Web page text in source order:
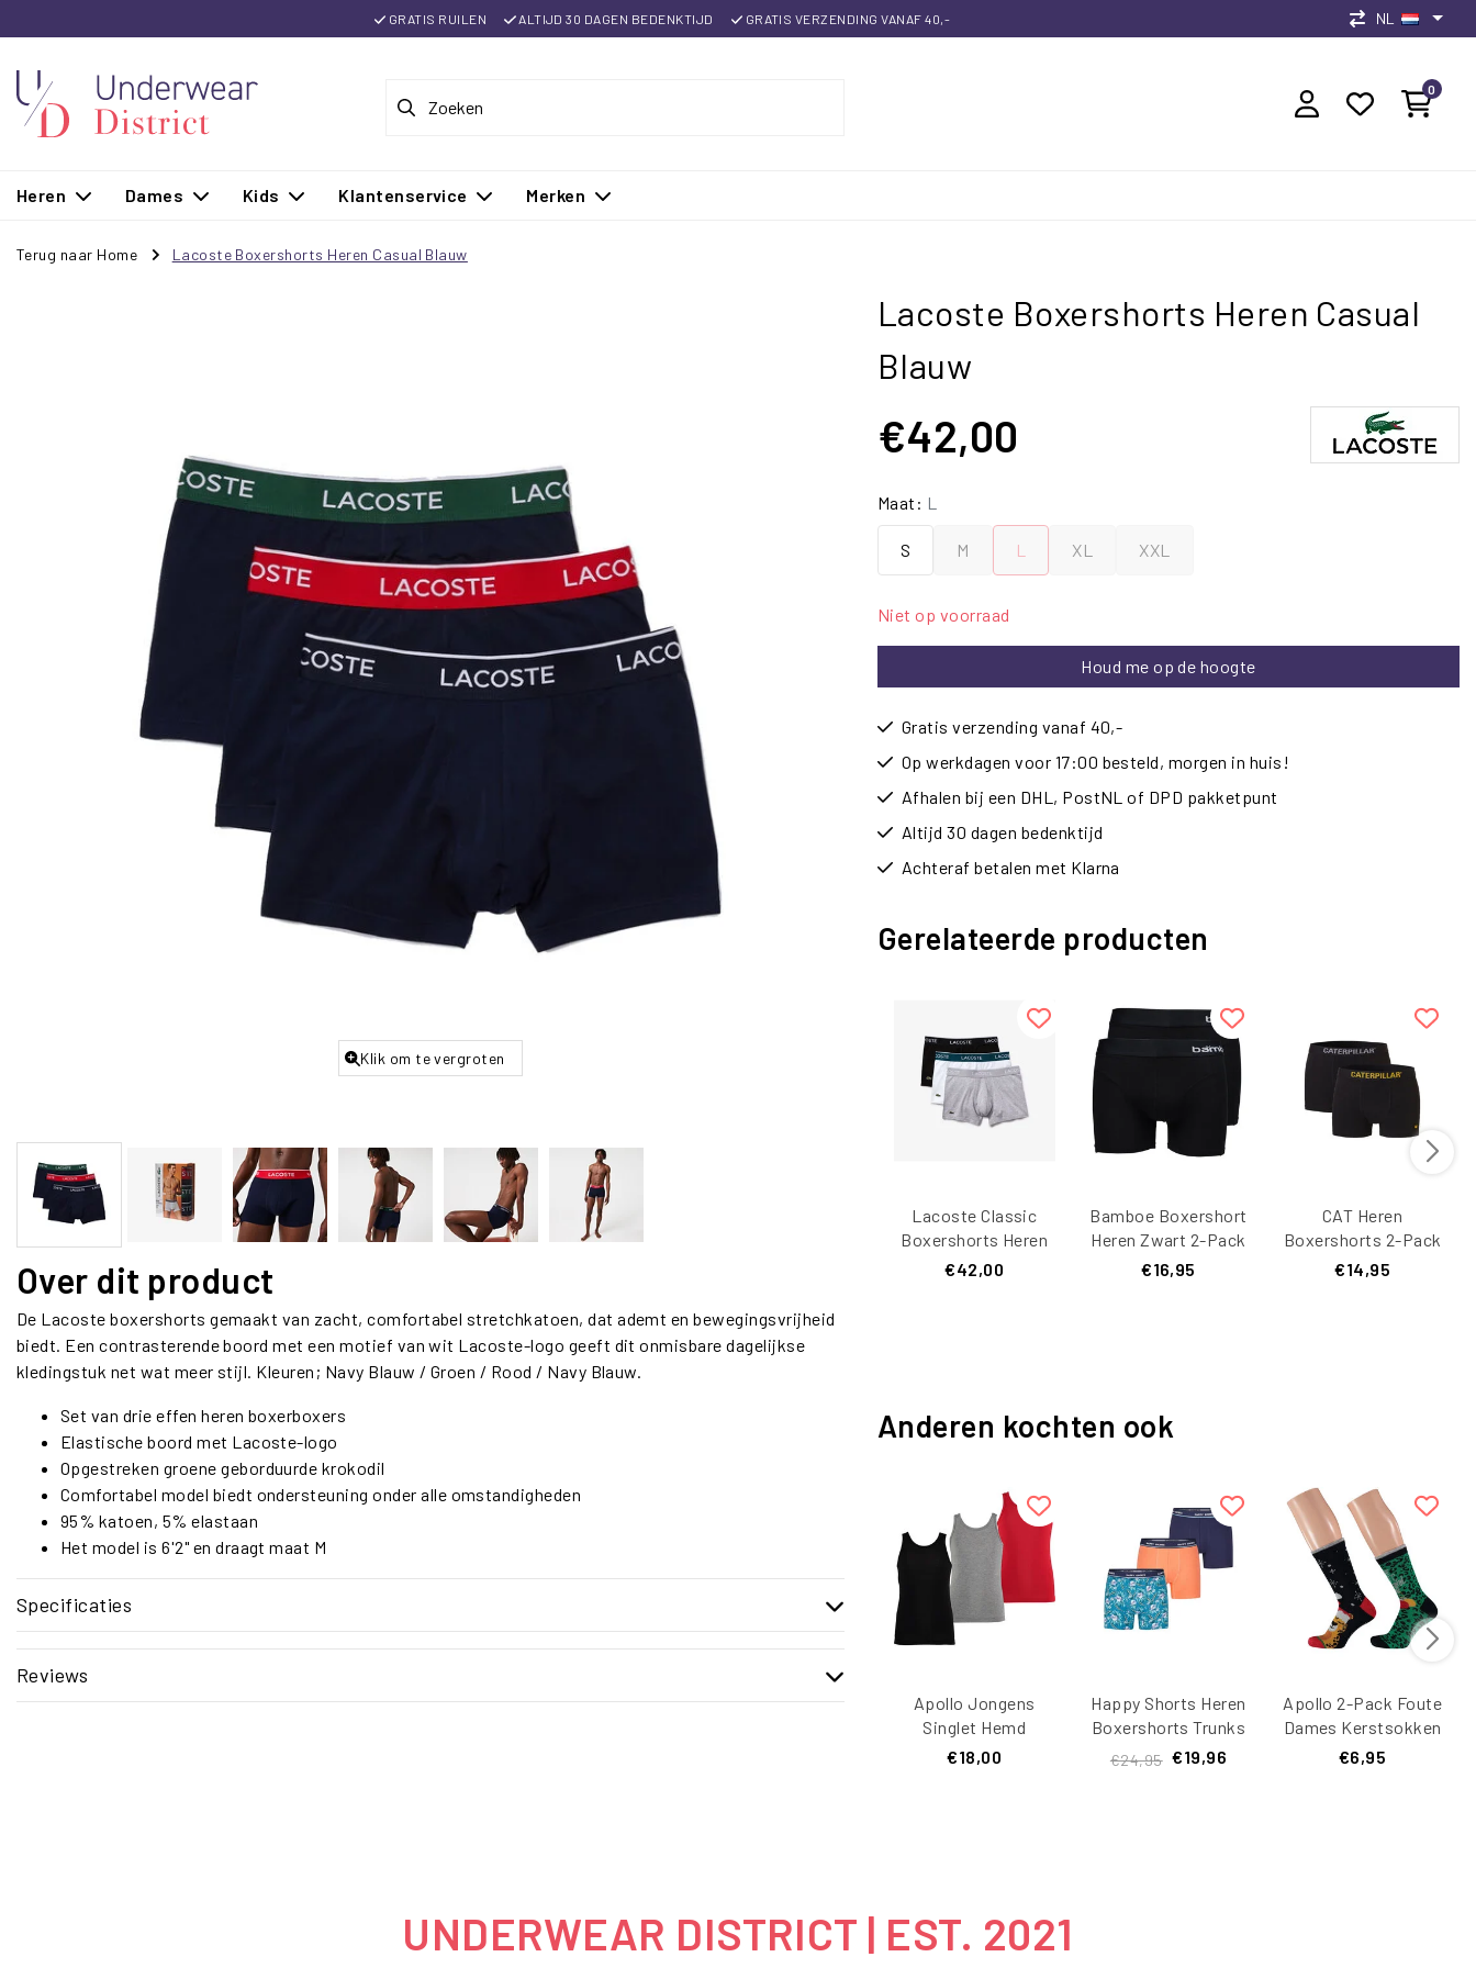
GRATIS RUILEN ALTIJD 30 DAGEN BEDENKTIJD GRATIS VERZENDING VANAF 40,- NL
0
Heren Dames Kids Klantenservice Merken
Terug naar Home Lacoste Boxershorts Heren Casual Blauw
Klik om te vergroten
Over dit product
De Lacoste boxershorts gemaakt van zacht, comfortabel stretchkatoen, dat ademt en bewegingsvrijheid
biedt. Een contrasterende boord met een motief van wit Lacoste-logo geeft dit onmisbare dagelijkse
kledingstuk net wat meer stijl. Kleuren; Navy Blauw / Groen / Rood / Navy Blauw.
Set van drie effen heren boxerboxers
Elastische boord met Lacoste-logo
Opgestreken groene geborduurde krokodil
Comfortabel model biedt ondersteuning onder alle omstandigheden
95% katoen, 5% elastaan
Het model is 6'2" en draagt maat M
Specificaties
Reviews
Lacoste Boxershorts Heren Casual
Blauw
€42,00
Maat: L
S M L XL XXL
Niet op voorraad
Houd me op de hoogte
Gratis verzending vanaf 40,-
Op werkdagen voor 17:00 besteld, morgen in huis!
Afhalen bij een DHL, PostNL of DPD pakketpunt
Altijd 30 dagen bedenktijd
Achteraf betalen met Klarna
Gerelateerde producten
Lacoste Classic
Boxershorts Heren
Zwart/Grijs/Wit
€42,00
Bamboe Boxershort
Heren Zwart 2-Pack
€16,95
CAT Heren
Boxershorts 2-Pack
Effen Zwart
€14,95
Anderen kochten ook
Apollo Jongens
Singlet Hemd
Bamboe 3-Pack
€18,00
Happy Shorts Heren
Boxershorts Trunks
3-Pack
€24,95 €19,96
Apollo 2-Pack Foute
Dames Kerstsokken
Panter
€6,95
UNDERWEAR DISTRICT | EST. 2021